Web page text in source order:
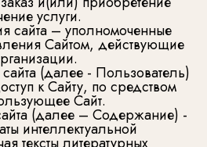
услуги.
сайта – уполномоченные
Сайтом, действующие
(далее - Пользователь)
к Сайту, по средством
Сайт.
(далее – Содержание) -
интеллектуальной